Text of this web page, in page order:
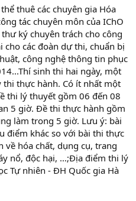
thuê các chuyên gia Hóa
tác chuyên môn của IChO
ký chuyên trách cho công
cho các đoàn dự thi, chuẩn bị
công nghệ thông tin phục
sinh thi hai ngày, một
thực hành. Có ít nhất một
thi lý thuyết gồm 06 đến 08
5 giờ. Đề thi thực hành gồm
làm trong 5 giờ. Lưu ý: bài
điểm khác so với bài thi thực
về hóa chất, dụng cụ, trang
nổ, độc hại, …;Địa điểm thi lý
Tự nhiên - ĐH Quốc gia Hà